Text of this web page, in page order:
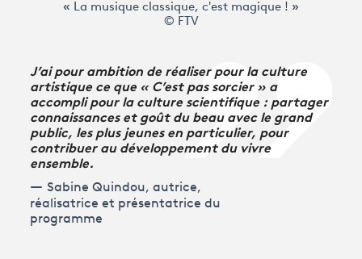
connexion
« La musique classique, c'est magique ! »
© FTV
J’ai pour ambition de réaliser pour la culture
artistique ce que « C’est pas sorcier » a
accompli pour la culture scientifique : partager
connaissances et goût du beau avec le grand
public, les plus jeunes en particulier, pour
contribuer au développement du vivre
ensemble.
Sabine Quindou, autrice,
réalisatrice et présentatrice du
programme